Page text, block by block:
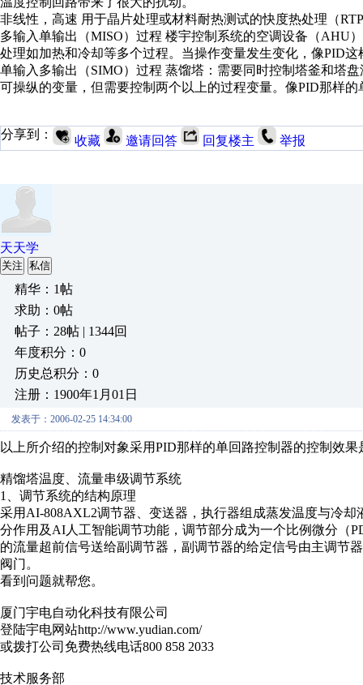
非线性，高速 用于晶片处理或材料耐热测试的快度热处理（
多输入单输出（MISO）过程 楼宇控制系统的空调设备（AHU
处理如加热和冷却等多个过程。当操作变量发生变化，像PID
单输入多输出（SIMO）过程 蒸馏塔：需要同时控制塔釜和塔
可操纵的变量，但需要控制两个以上的过程变量。像PID那样
分享到： 收藏 邀请回答 回复楼主 举报
天天学
关注 私信
精华：1帖
求助：0帖
帖子：28帖 | 1344回
年度积分：0
历史总积分：0
注册：1900年1月01日
发表于：2006-02-25 14:34:00
以上所介绍的控制对象采用PID那样的单回路控制器的控制效
精馏塔温度、流量串级调节系统
1、调节系统的结构原理
采用AI-808AXL2调节器、变送器，执行器组成蒸发温度与冷
分作用及AI人工智能调节功能，调节部分成为一个比例微分（
的流量超前信号送给副调节器，副调节器的给定信号由主调节
阀门。
看到问题就帮您。
厦门宇电自动化科技有限公司
登陆宇电网站http://www.yudian.com/
或拨打公司免费热线电话800 858 2033
技术服务部